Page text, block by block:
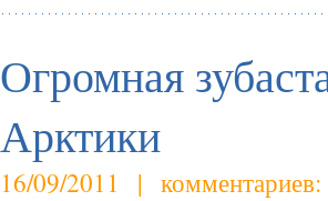
Огромная
Арктики
16/09/2011 | комментариев: